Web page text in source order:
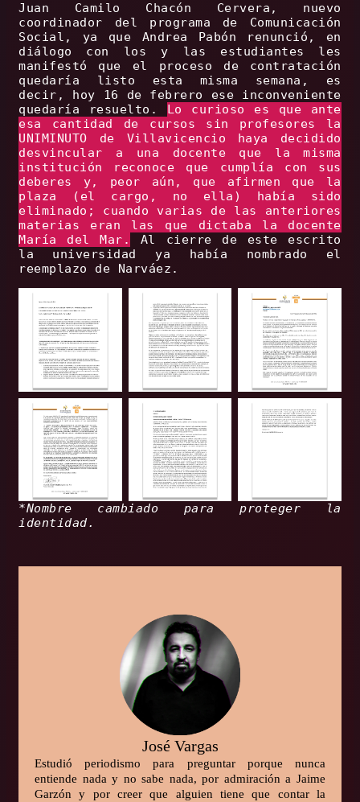
Juan Camilo Chacón Cervera, nuevo
coordinador del programa de Comunicación
Social, ya que Andrea Pabón renunció, en
diálogo con los y las estudiantes les
manifestó que el proceso de contratación
quedaría listo esta misma semana, es
decir, hoy 16 de febrero ese inconveniente
quedaría resuelto. Lo curioso es que ante
esa cantidad de cursos sin profesores la
UNIMINUTO de Villavicencio haya decidido
desvincular a una docente que la misma
institución reconoce que cumplía con sus
deberes y, peor aún, que afirmen que la
plaza (el cargo, no ella) había sido
eliminado; cuando varias de las anteriores
materias eran las que dictaba la docente
María del Mar.
Al cierre de este escrito
la universidad ya había nombrado el
reemplazo de Narváez.
*Nombre cambiado para proteger la
identidad.
José Vargas
Estudió periodismo para preguntar porque nunca
entiende nada y no sabe nada, por admiración a Jaime
Garzón y por creer que alguien tiene que contar la